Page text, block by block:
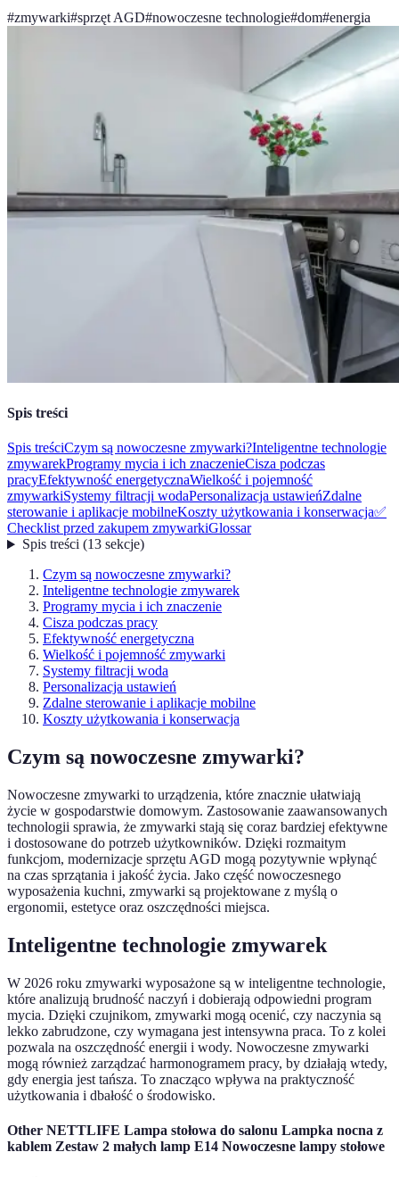
#zmywarki#sprzęt AGD#nowoczesne technologie#dom#energia
Spis treści
Spis treściCzym są nowoczesne zmywarki?Inteligentne technologie
zmywarekProgramy mycia i ich znaczenieCisza podczas
pracyEfektywność energetycznaWielkość i pojemność
zmywarkiSystemy filtracji wodaPersonalizacja ustawieńZdalne
sterowanie i aplikacje mobilneKoszty użytkowania i konserwacja✅
Checklist przed zakupem zmywarkiGlossar
Spis treści(13 sekcje)
Czym są nowoczesne zmywarki?
Inteligentne technologie zmywarek
Programy mycia i ich znaczenie
Cisza podczas pracy
Efektywność energetyczna
Wielkość i pojemność zmywarki
Systemy filtracji woda
Personalizacja ustawień
Zdalne sterowanie i aplikacje mobilne
Koszty użytkowania i konserwacja
Czym są nowoczesne zmywarki?
Nowoczesne zmywarki to urządzenia, które znacznie ułatwiają
życie w gospodarstwie domowym. Zastosowanie zaawansowanych
technologii sprawia, że zmywarki stają się coraz bardziej efektywne
i dostosowane do potrzeb użytkowników. Dzięki rozmaitym
funkcjom, modernizacje sprzętu AGD mogą pozytywnie wpłynąć
na czas sprzątania i jakość życia. Jako część nowoczesnego
wyposażenia kuchni, zmywarki są projektowane z myślą o
ergonomii, estetyce oraz oszczędności miejsca.
Inteligentne technologie zmywarek
W 2026 roku zmywarki wyposażone są w inteligentne technologie,
które analizują brudność naczyń i dobierają odpowiedni program
mycia. Dzięki czujnikom, zmywarki mogą ocenić, czy naczynia są
lekko zabrudzone, czy wymagana jest intensywna praca. To z kolei
pozwala na oszczędność energii i wody. Nowoczesne zmywarki
mogą również zarządzać harmonogramem pracy, by działają wtedy,
gdy energia jest tańsza. To znacząco wpływa na praktyczność
użytkowania i dbałość o środowisko.
Other NETTLIFE Lampa stołowa do salonu Lampka nocna z
kablem Zestaw 2 małych lamp E14 Nowoczesne lampy stołowe